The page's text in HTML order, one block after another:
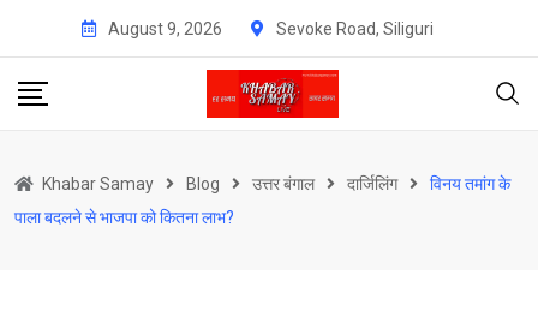
content
August 9, 2026 Sevoke Road, Siliguri
Khabar Samay Blog उत्तर बंगाल दार्जिलिंग
विनय तमांग के
पाला बदलने से भाजपा को कितना लाभ?